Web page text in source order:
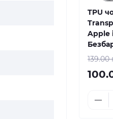
TPU
Apple
139.00